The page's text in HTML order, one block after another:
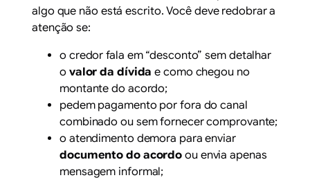
algo que não está escrito. Você deve redobrar a
atenção se:
o credor fala em “desconto” sem detalhar
o valor da dívida e como chegou no
montante do acordo;
pedem pagamento por fora do canal
combinado ou sem fornecer comprovante;
o atendimento demora para enviar
documento do acordo ou envia apenas
mensagem informal;